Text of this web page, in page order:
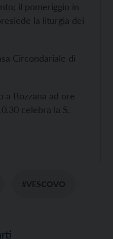
il pomeriggio in
la liturgia dei
Circondariale di
a Bozzana ad ore
celebra la S.
#VESCOVO